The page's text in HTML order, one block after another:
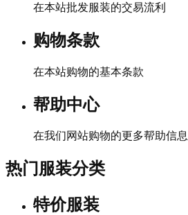
在本站批发服装的交易流利
购物条款
在本站购物的基本条款
帮助中心
在我们网站购物的更多帮助信息
热门服装分类
特价服装